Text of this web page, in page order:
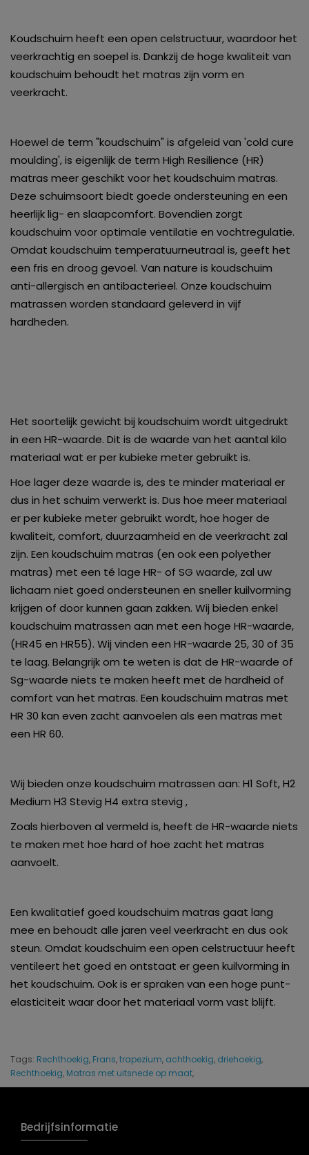
Koudschuim heeft een open celstructuur, waardoor het
veerkrachtig en soepel is. Dankzij de hoge kwaliteit van
koudschuim behoudt het matras zijn vorm en
veerkracht.
Hoewel de term "koudschuim" is afgeleid van 'cold cure
moulding', is eigenlijk de term High Resilience (HR)
matras meer geschikt voor het koudschuim matras.
Deze schuimsoort biedt goede ondersteuning en een
heerlijk lig- en slaapcomfort. Bovendien zorgt
koudschuim voor optimale ventilatie en vochtregulatie.
Omdat koudschuim temperatuurneutraal is, geeft het
een fris en droog gevoel. Van nature is koudschuim
anti-allergisch en antibacterieel. Onze koudschuim
matrassen worden standaard geleverd in vijf
hardheden.
Het soortelijk gewicht bij koudschuim wordt uitgedrukt
in een HR-waarde. Dit is de waarde van het aantal kilo
materiaal wat er per kubieke meter gebruikt is.
Hoe lager deze waarde is, des te minder materiaal er
dus in het schuim verwerkt is. Dus hoe meer materiaal
er per kubieke meter gebruikt wordt, hoe hoger de
kwaliteit, comfort, duurzaamheid en de veerkracht zal
zijn. Een koudschuim matras (en ook een polyether
matras) met een té lage HR- of SG waarde, zal uw
lichaam niet goed ondersteunen en sneller kuilvorming
krijgen of door kunnen gaan zakken. Wij bieden enkel
koudschuim matrassen aan met een hoge HR-waarde,
(HR45 en HR55). Wij vinden een HR-waarde 25, 30 of 35
te laag. Belangrijk om te weten is dat de HR-waarde of
Sg-waarde niets te maken heeft met de hardheid of
comfort van het matras. Een koudschuim matras met
HR 30 kan even zacht aanvoelen als een matras met
een HR 60.
Wij bieden onze koudschuim matrassen aan: H1 Soft, H2
Medium H3 Stevig H4 extra stevig ,
Zoals hierboven al vermeld is, heeft de HR-waarde niets
te maken met hoe hard of hoe zacht het matras
aanvoelt.
Een kwalitatief goed koudschuim matras gaat lang
mee en behoudt alle jaren veel veerkracht en dus ook
steun. Omdat koudschuim een open celstructuur heeft
ventileert het goed en ontstaat er geen kuilvorming in
het koudschuim. Ook is er spraken van een hoge punt-
elasticiteit waar door het materiaal vorm vast blijft.
Tags: Rechthoekig, Frans,trapezium, achthoekig, driehoekig,
Rechthoekig, Matras met uitsnede op maat,
Bedrijfsinformatie